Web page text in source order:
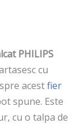
PHILIPS
cu
acestfier
spune. Este
cu o talpa de